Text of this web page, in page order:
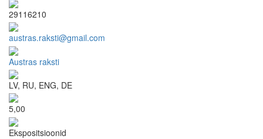
29116210
austras.raksti@gmail.com
Austras raksti
LV, RU, ENG, DE
5,00
Ekspositsioonid